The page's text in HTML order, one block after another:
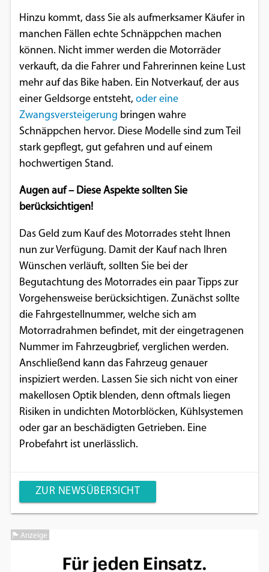
Hinzu kommt, dass Sie als aufmerksamer Käufer in
manchen Fällen echte Schnäppchen machen
können. Nicht immer werden die Motorräder
verkauft, da die Fahrer und Fahrerinnen keine Lust
mehr auf das Bike haben. Ein Notverkauf, der aus
einer Geldsorge entsteht, oder eine
Zwangsversteigerung bringen wahre
Schnäppchen hervor. Diese Modelle sind zum Teil
stark gepflegt, gut gefahren und auf einem
hochwertigen Stand.
Augen auf – Diese Aspekte sollten Sie
berücksichtigen!
Das Geld zum Kauf des Motorrades steht Ihnen
nun zur Verfügung. Damit der Kauf nach Ihren
Wünschen verläuft, sollten Sie bei der
Begutachtung des Motorrades ein paar Tipps zur
Vorgehensweise berücksichtigen. Zunächst sollte
die Fahrgestellnummer, welche sich am
Motorradrahmen befindet, mit der eingetragenen
Nummer im Fahrzeugbrief, verglichen werden.
Anschließend kann das Fahrzeug genauer
inspiziert werden. Lassen Sie sich nicht von einer
makellosen Optik blenden, denn oftmals liegen
Risiken in undichten Motorblöcken, Kühlsystemen
oder gar an beschädigten Getrieben. Eine
Probefahrt ist unerlässlich.
ZUR NEWSÜBERSICHT
Anzeige